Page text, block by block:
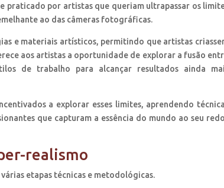
por artistas que queriam ultrapassar os
ao das câmeras fotográficas.
e materiais artísticos, permitindo que artistas
aos artistas a oportunidade de explorar a fusão
de trabalho para alcançar resultados ainda
a explorar esses limites, aprendendo
que capturam a essência do mundo ao seu
realismo
etapas técnicas e metodológicas.